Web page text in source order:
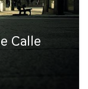
Calle